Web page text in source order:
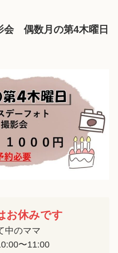
会 偶数月の第4木曜日
お休みです
中のママ
〜11:00